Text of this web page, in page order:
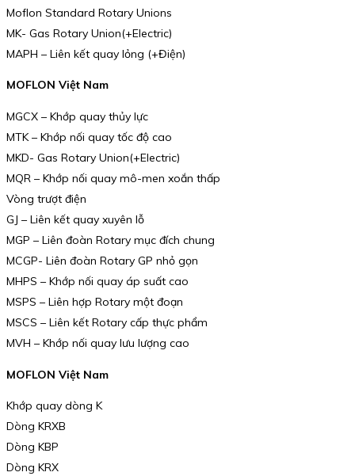
Moflon Standard Rotary Unions
MK- Gas Rotary Union(+Electric)
MAPH – Liên kết quay lỏng (+Điện)
MOFLON Việt Nam
MGCX – Khớp quay thủy lực
MTK – Khớp nối quay tốc độ cao
MKD- Gas Rotary Union(+Electric)
MQR – Khớp nối quay mô-men xoắn thấp
Vòng trượt điện
GJ – Liên kết quay xuyên lỗ
MGP – Liên đoàn Rotary mục đích chung
MCGP- Liên đoàn Rotary GP nhỏ gọn
MHPS – Khớp nối quay áp suất cao
MSPS – Liên hợp Rotary một đoạn
MSCS – Liên kết Rotary cấp thực phẩm
MVH – Khớp nối quay lưu lượng cao
MOFLON Việt Nam
Khớp quay dòng K
Dòng KRXB
Dòng KBP
Dòng KRX